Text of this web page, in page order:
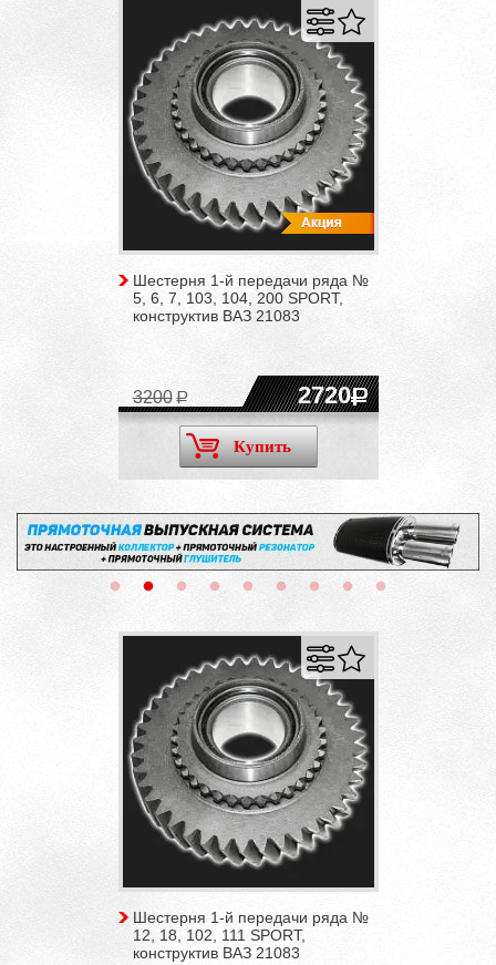
Шестерня 1-й передачи ряда №
5, 6, 7, 103, 104, 200 SPORT,
конструктив ВАЗ 21083
2720
3200
Купить
Шестерня 1-й передачи ряда №
12, 18, 102, 111 SPORT,
конструктив ВАЗ 21083